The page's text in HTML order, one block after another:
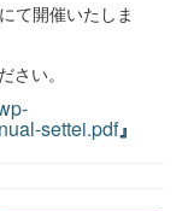
にて開催いたしま
い。
settei.pdf』